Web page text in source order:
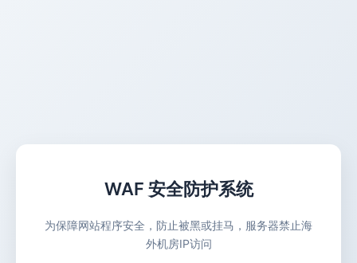
WAF 安全防护系统
为保障网站程序安全，防止被黑或挂马，服务器禁止海
外机房IP访问